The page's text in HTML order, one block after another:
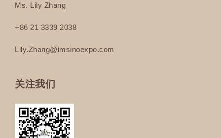
Ms. Lily Zhang
+86 21 3339 2038
Lily.Zhang@imsinoexpo.com
关注我们